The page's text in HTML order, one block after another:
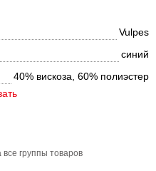
объединить все эти
не только для
носки как базовый
движения и
образ, оснащен
процесс переодевания ,
группы товаров
Vulpes
синий
40% вискоза, 60% полиэстер